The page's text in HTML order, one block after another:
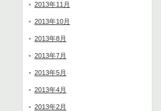
2013年11月
2013年10月
2013年8月
2013年7月
2013年5月
2013年4月
2013年2月